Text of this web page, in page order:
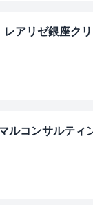
レアリゼ銀座ク
ルコンサルティ